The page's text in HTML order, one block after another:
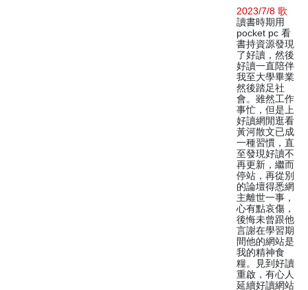
2023/7/8 歌
讀書時期用
pocket pc 看
書持資源發現
了好讀，然後
好讀一直陪伴
我至大學畢業
然後踏足社
會。雖然工作
事忙，但是上
好讀網閒逛看
黃河散文已成
一種習慣，直
至發現好讀不
再更新，繼而
停站，再從別
的論壇得悉網
主離世一事，
心有點哀傷，
後悔未曾跟他
言謝在學習期
間他的網站是
我的精神食
糧。見到好讀
重啟，有心人
延續好讀網站